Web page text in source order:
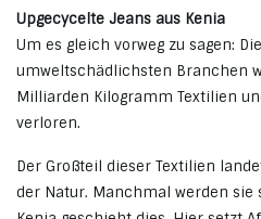
Upgecycelte Jeans aus Kenia
Um es gleich vorweg zu sagen:
umweltschädlichsten Branchen
Milliarden Kilogramm Textilien
verloren.
Der Großteil dieser Textilien
der Natur. Manchmal werden sie